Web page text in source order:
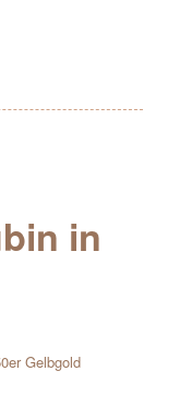
in
Gelbgold